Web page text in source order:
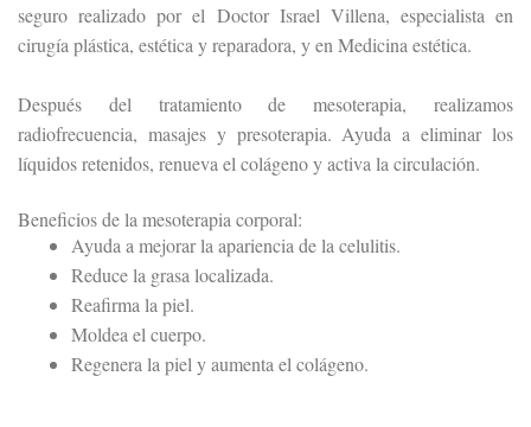
seguro realizado por el Doctor Israel Villena, especialista en
cirugía plástica, estética y reparadora, y en Medicina estética.
Después del tratamiento de mesoterapia, realizamos
radiofrecuencia, masajes y presoterapia. Ayuda a eliminar los
líquidos retenidos, renueva el colágeno y activa la circulación.
Beneficios de la mesoterapia corporal:
Ayuda a mejorar la apariencia de la celulitis.
Reduce la grasa localizada.
Reafirma la piel.
Moldea el cuerpo.
Regenera la piel y aumenta el colágeno.